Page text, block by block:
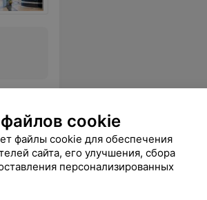
cookie
файлы cookie для обеспечения
сайта, его улучшения, сбора
персонализированных